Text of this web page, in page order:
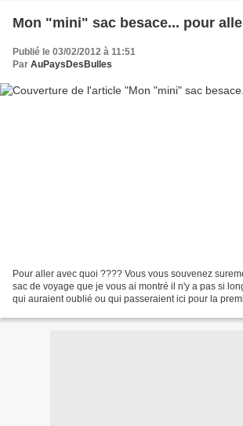
Mon "mini" sac besace... pour
Publié le 03/02/2012 à 11:51
Par AuPaysDesBulles
Pour aller avec quoi ???? Vous vous souvenez
sac de voyage que je vous ai montré il n'y a pas si
qui auraient oublié ou qui passeraient ici pour la